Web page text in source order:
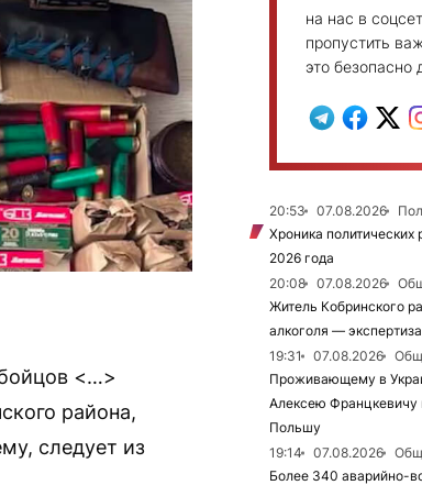
<…>
района,
следует из
на нас в
пропустить
это безопасно
20:53 07.08.2026
Хроника политических
2026 года
20:08
07.08.2026
Житель Кобринского
алкоголя —
19:31
07.08.2026
Проживающему в
Алексею Францкевичу
Польшу
19:14
07.08.2026
Более 340 аварийно-